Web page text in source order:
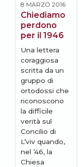
8 MARZO 2016
Chiediamo
perdono
per il 1946
Una lettera
coraggiosa
scritta da un
gruppo di
ortodossi che
riconoscono
la difficile
verità sul
Concilio di
L’viv quando,
nel ’46, la
Chiesa